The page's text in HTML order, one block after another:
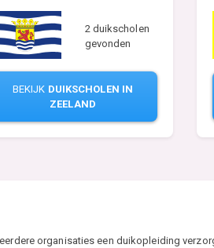
2 duikscholen
gevonden
BEKIJK DUIKSCHOLEN IN
ZEELAND
organisaties een duikopleiding